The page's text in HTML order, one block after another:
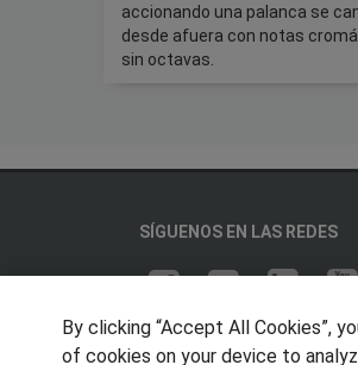
accionando una palanca se
desde afuera con notas
sin octavas.
SÍGUENOS EN LAS REDES
By clicking “Accept All Cookies”,
of cookies on your device to